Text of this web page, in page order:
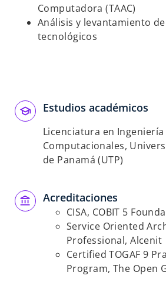
a
Computadora (TAAC)
Análisis y levantamiento
tecnológicos
Estudios académicos
Licenciatura en Ingeniería
Computacionales,
de Panamá (UTP)
Acreditaciones
CISA, COBIT 5
Service Oriented
Professional, Alcenit
Certified TOGAF 9
Program, The Open